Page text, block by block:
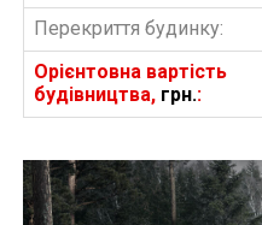
Перекриття будинку:
Орієнтовна вартість
будівництва, грн.: